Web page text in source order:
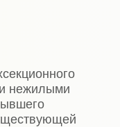
нежилыми